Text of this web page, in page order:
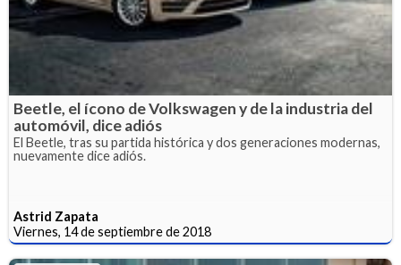
Beetle, el ícono de Volkswagen y de la industria del
automóvil, dice adiós
El Beetle, tras su partida histórica y dos generaciones modernas,
nuevamente dice adiós.
Astrid Zapata
Viernes, 14 de septiembre de 2018